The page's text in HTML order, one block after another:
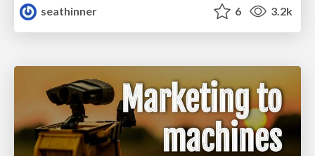
seathinner 6 3.2k